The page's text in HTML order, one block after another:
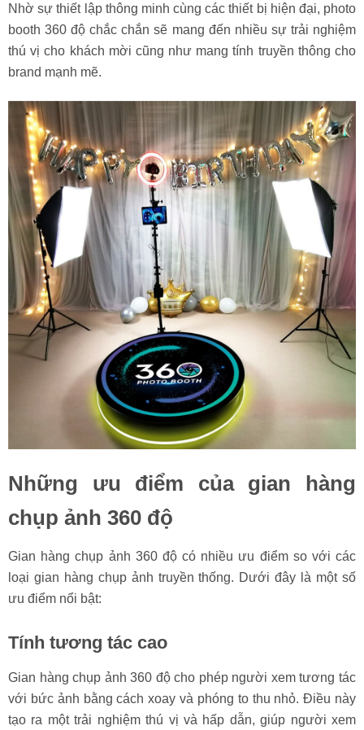
Nhờ sự thiết lập thông minh cùng các thiết bị hiện đại, photo
booth 360 độ chắc chắn sẽ mang đến nhiều sự trải nghiệm
thú vị cho khách mời cũng như mang tính truyền thông cho
brand mạnh mẽ.
Những ưu điểm của gian hàng
chụp ảnh 360 độ
Gian hàng chụp ảnh 360 độ có nhiều ưu điểm so với các
loại gian hàng chụp ảnh truyền thống. Dưới đây là một số
ưu điểm nổi bật:
Tính tương tác cao
Gian hàng chụp ảnh 360 độ cho phép người xem tương tác
với bức ảnh bằng cách xoay và phóng to thu nhỏ. Điều này
tạo ra một trải nghiệm thú vị và hấp dẫn, giúp người xem